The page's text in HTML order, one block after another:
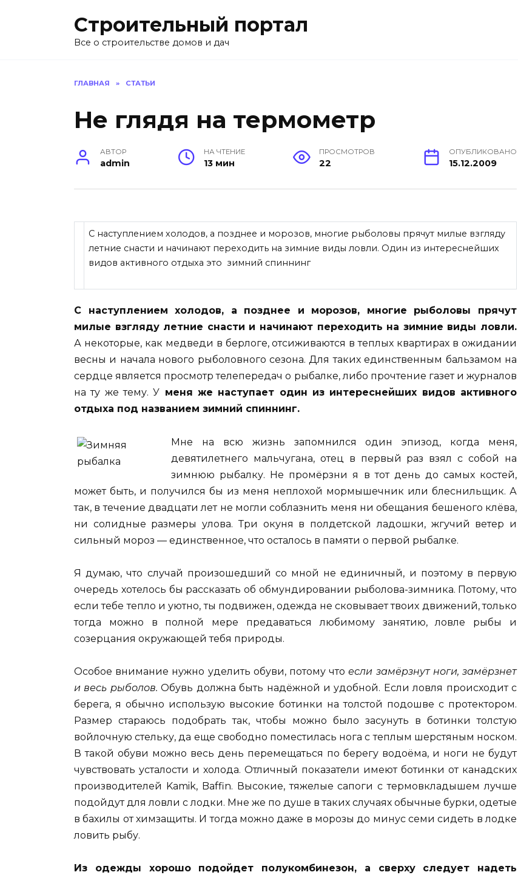
Строительный портал
Все о строительстве домов и дач
ГЛАВНАЯ » СТАТЬИ
Не глядя на термометр
АВТОР
admin
НА ЧТЕНИЕ
13 мин
ПРОСМОТРОВ
22
ОПУБЛИКОВАНО
15.12.2009
С наступлением холодов, а позднее и морозов, многие рыболовы прячут милые взгляду
летние снасти и начинают переходить на зимние виды ловли. Один из интереснейших
видов активного отдыха это зимний спиннинг
С наступлением холодов, а позднее и морозов, многие рыболовы прячут
милые взгляду летние снасти и начинают переходить на зимние виды ловли.
А некоторые, как медведи в берлоге, отсиживаются в теплых квартирах в ожидании
весны и начала нового рыболовного сезона. Для таких единственным бальзамом на
сердце является просмотр телепередач о рыбалке, либо прочтение газет и журналов
на ту же тему. У меня же наступает один из интереснейших видов активного
отдыха под названием зимний спиннинг.
Мне на всю жизнь запомнился один эпизод, когда меня,
девятилетнего мальчугана, отец в первый раз взял с собой на
зимнюю рыбалку. Не промёрзни я в тот день до самых костей,
может быть, и получился бы из меня неплохой мормышечник или блеснильщик. А
так, в течение двадцати лет не могли соблазнить меня ни обещания бешеного клёва,
ни солидные размеры улова. Три окуня в полдетской ладошки, жгучий ветер и
сильный мороз — единственное, что осталось в памяти о первой рыбалке.
Я думаю, что случай произошедший со мной не единичный, и поэтому в первую
очередь хотелось бы рассказать об обмундировании рыболова-зимника. Потому, что
если тебе тепло и уютно, ты подвижен, одежда не сковывает твоих движений, только
тогда можно в полной мере предаваться любимому занятию, ловле рыбы и
созерцания окружающей тебя природы.
Особое внимание нужно уделить обуви, потому чтоесли замёрзнут ноги, замёрзнет
и весь рыболов.Обувь должна быть надёжной и удобной. Если ловля происходит с
берега, я обычно использую высокие ботинки на толстой подошве с протектором.
Размер стараюсь подобрать так, чтобы можно было засунуть в ботинки толстую
войлочную стельку, да еще свободно поместилась нога с теплым шерстяным носком.
В такой обуви можно весь день перемещаться по берегу водоёма, и ноги не будут
чувствовать усталости и холода. Отличный показатели имеют ботинки от канадских
производителей Kamik, Baffin. Высокие, тяжелые сапоги с термовкладышем лучше
подойдут для ловли с лодки. Мне же по душе в таких случаях обычные бурки, одетые
в бахилы от химзащиты. И тогда можно даже в морозы до минус семи сидеть в лодке
ловить рыбу.
Из одежды хорошо подойдет полукомбинезон, а сверху следует надеть